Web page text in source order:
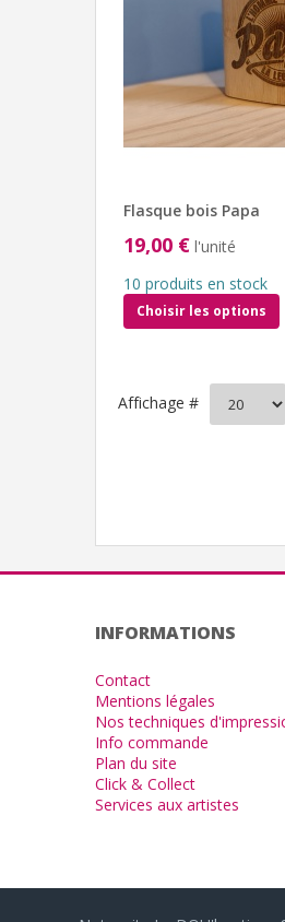
Flasque bois Papa
19,00 € l'unité
10 produits en stock
Choisir les options
Affichage #
INFORMATIONS
Contact
Mentions légales
Nos techniques
Info commande
Plan du site
Click & Collect
Services aux artistes